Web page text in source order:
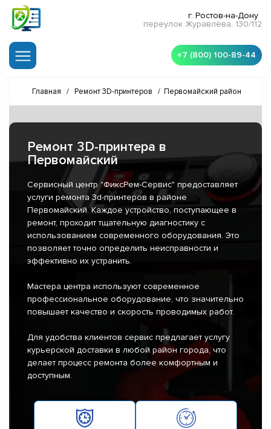
г. Ростов-на-Дону
переулок Журавлёва, 130/112
+7 (800) 100-89-44
Главная / Ремонт 3D-принтеров / Первомайский район
Ремонт 3D-принтера в
Первомайский
Сервисный центр "ФиксРем-Сервис" предоставляет
услуги ремонта 3d-принтеров в районе
Первомайский. Каждое устройство, поступающее в
ремонт, проходит тщательную диагностику с
использованием современного оборудования. Это
позволяет точно определить неисправности и
эффективно их устранить.
Мастера центра используют современное
профессиональное оборудование, что значительно
повышает качество и скорость проводимых работ.
Для удобства клиентов сервис предлагает услугу
курьерской доставки в любой район города, что
делает процесс ремонта более комфортным и
доступным.